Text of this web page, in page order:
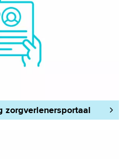
zorgverlenersportaal